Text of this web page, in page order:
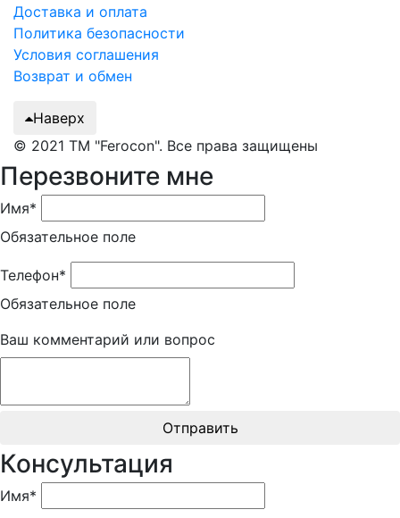
Доставка и оплата
Политика безопасности
Условия соглашения
Возврат и обмен
Наверх
© 2021 ТМ "Ferocon". Все права защищены
Перезвоните мне
Имя*
Обязательное поле
Телефон*
Обязательное поле
Ваш комментарий или вопрос
Отправить
Консультация
Имя*